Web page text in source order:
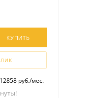
КУПИТЬ
руб./мес.